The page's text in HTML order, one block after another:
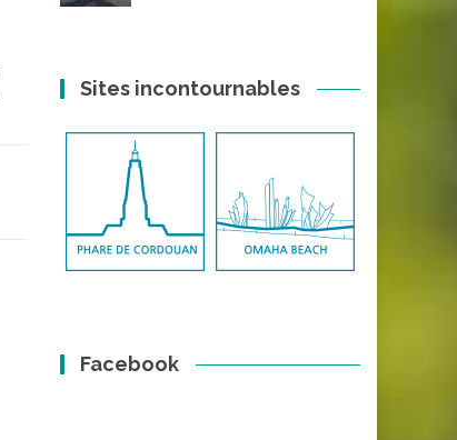
Sites incontournables
Facebook